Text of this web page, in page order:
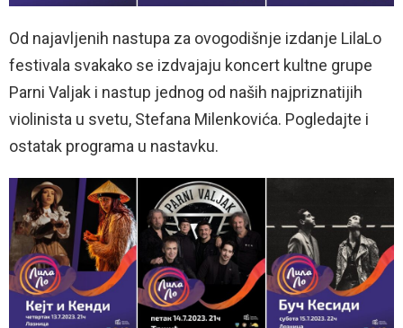
Od najavljenih nastupa za ovogodišnje izdanje LilaLo
festivala svakako se izdvajaju koncert kultne grupe
Parni Valjak i nastup jednog od naših najpriznatijih
violinista u svetu, Stefana Milenkovića. Pogledajte i
ostatak programa u nastavku.